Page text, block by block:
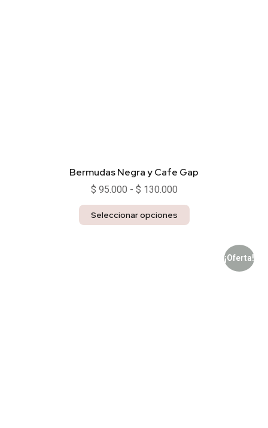
Bermudas Negra y Cafe Gap
$ 95.000 - $ 130.000
Seleccionar opciones
¡Oferta!